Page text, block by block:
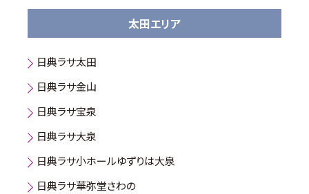
太田エリア
日典ラサ太田
日典ラサ金山
日典ラサ宝泉
日典ラサ大泉
日典ラサ小ホールゆずりは大泉
日典ラサ華弥堂さわの